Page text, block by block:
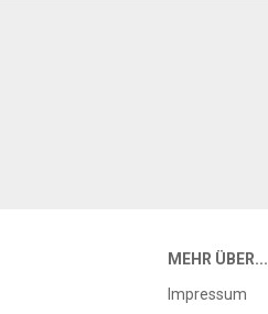
MEHR ÜBER...
Impressum